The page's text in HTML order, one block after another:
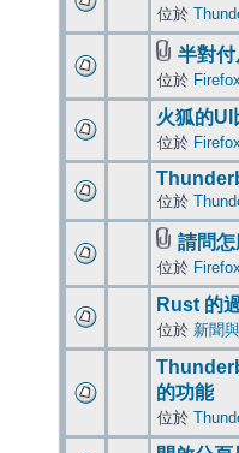
位於
半對
位於 Firefox
火狐的
位於 Firefox
位於
請問
位於 Firefox
Rust 的
位於 新聞
的功能
位於